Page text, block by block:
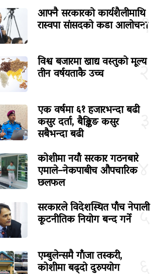
१
आफ्नै सरकारको कार्यशैलीमाथि
रास्वपा सांसदको कडा आलोचना
२
विश्व बजारमा खाद्य वस्तुको मूल्य
तीन वर्षयताकै उच्च
एक वर्षमा ६१ हजारभन्दा बढी
कसुर दर्ता, बैङ्किङ कसुर
सबैभन्दा बढी
४
कोशीमा नयाँ सरकार गठनबारे
एमाले–नेकपाबीच औपचारिक
छलफल
५
सरकारले विदेशस्थित पाँच नेपाली
कूटनीतिक नियोग बन्द गर्ने
एम्बुलेन्समै गाँजा तस्करी,
कोशीमा बढ्दो दुरुपयोग